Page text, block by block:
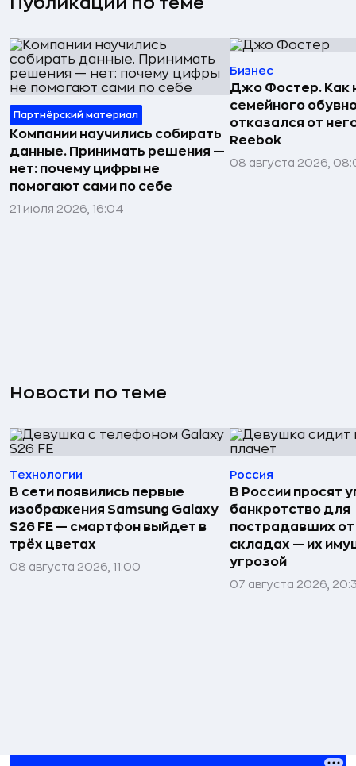
Партнёрский материал
Компании научились собирать
данные. Принимать решения —
нет: почему цифры не
помогают сами по себе
21 июля 2026, 16:04
Бизнес
Джо Фостер. Как
семейного
отказался от
Reebok
08 августа 2026,
Новости по теме
Технологии
В сети появились первые
изображения Samsung Galaxy
S26 FE — смартфон выйдет в
трёх цветах
08 августа 2026, 11:00
Россия
В России просят
банкротство для
пострадавших
складах — их
угрозой
07 августа 2026,